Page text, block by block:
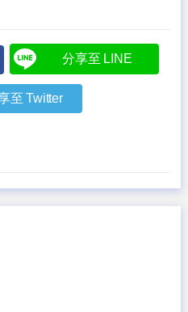
分享至 LINE
至 Twitter